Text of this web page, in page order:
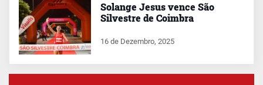
Solange Jesus vence São
Silvestre de Coimbra
16 de Dezembro, 2025